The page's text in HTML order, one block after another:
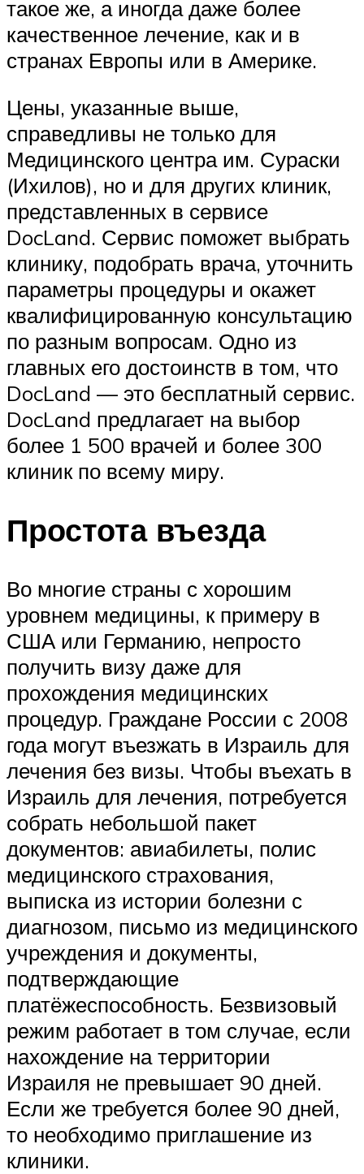
такое же, а иногда даже более
качественное лечение, как и в
странах Европы или в Америке.
Цены, указанные выше,
справедливы не только для
Медицинского центра им. Сураски
(Ихилов), но и для других клиник,
представленных в сервисе
DocLand. Сервис поможет выбрать
клинику, подобрать врача, уточнить
параметры процедуры и окажет
квалифицированную консультацию
по разным вопросам. Одно из
главных его достоинств в том, что
DocLand — это бесплатный сервис.
DocLand предлагает на выбор
более 1 500 врачей и более 300
клиник по всему миру.
Простота въезда
Во многие страны с хорошим
уровнем медицины, к примеру в
США или Германию, непросто
получить визу даже для
прохождения медицинских
процедур. Граждане России с 2008
года могут въезжать в Израиль для
лечения без визы. Чтобы въехать в
Израиль для лечения, потребуется
собрать небольшой пакет
документов: авиабилеты, полис
медицинского страхования,
выписка из истории болезни с
диагнозом, письмо из медицинского
учреждения и документы,
подтверждающие
платёжеспособность. Безвизовый
режим работает в том случае, если
нахождение на территории
Израиля не превышает 90 дней.
Если же требуется более 90 дней,
то необходимо приглашение из
клиники.